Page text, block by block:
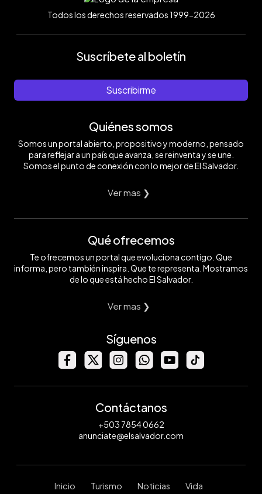
Todos los derechos reservados 1999-2026
Suscríbete al boletín
Suscribirme
Quiénes somos
Somos un portal abierto, propositivo y moderno, pensado
para reflejar a un país que avanza, se reinventa y se une.
Somos el punto de conexión con lo mejor de El Salvador.
Ver mas ❯
Qué ofrecemos
Te ofrecemos un portal que evoluciona contigo. Que
informa, pero también inspira. Que te representa. Mostramos
de lo que está hecho El Salvador.
Ver mas ❯
Síguenos
Contáctanos
+503 7854 0662
anunciate@elsalvador.com
Inicio Turismo Noticias Vida